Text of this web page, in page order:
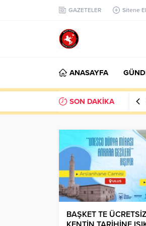
GAZETELER Sitene
ANASAYFA
SON DAKİKA
BAŞKET TE